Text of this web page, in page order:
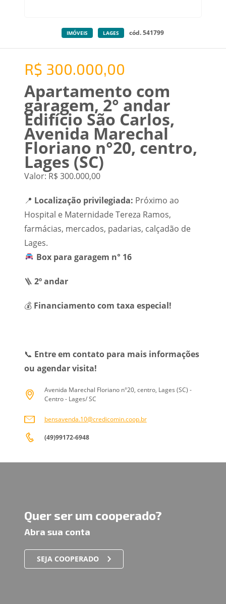
IMÓVEIS LAGES cód. 541799
R$ 300.000,00
Apartamento com
garagem, 2° andar
Edifício São Carlos,
Avenida Marechal
Floriano n°20, centro,
Lages (SC)
Valor: R$ 300.000,00
📍 Localização privilegiada: Próximo ao
Hospital e Maternidade Tereza Ramos,
farmácias, mercados, padarias, calçadão de
Lages.
Box para garagem n° 16
🪜 2º andar
💰 Financiamento com taxa especial!
📞 Entre em contato para mais informações
ou agendar visita!
Avenida Marechal Floriano n°20, centro, Lages (SC) -
Centro - Lages/ SC
bensavenda.10@credicomin.coop.br
(49)99172-6948
Quer ser um cooperado?
Abra sua conta
SEJA COOPERADO